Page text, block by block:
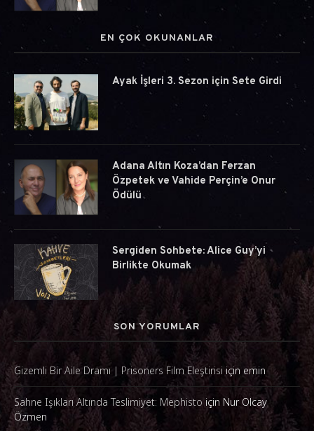
EN ÇOK OKUNANLAR
Ayak İşleri 3. Sezon için Sete Girdi
Adana Altın Koza’dan Ferzan
Özpetek ve Vahide Perçin’e Onur
Ödülü
Sergiden Sohbete: Alice Guy’yi
Birlikte Okumak
SON YORUMLAR
Gizemli Bir Aile Dramı | Prisoners Film Eleştirisi için emin
Sahne Işıkları Altında Teslimiyet: Mephisto için Nur Olcay
Özmen